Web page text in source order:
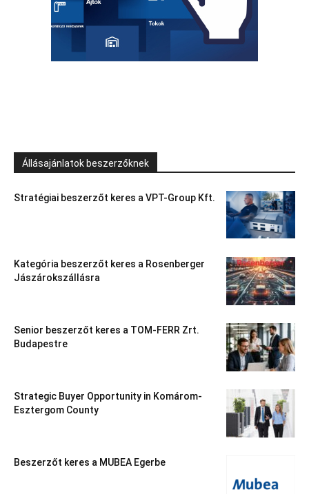
Állásajánlatok beszerzőknek
Stratégiai beszerzőt keres a VPT-Group Kft.
Kategória beszerzőt keres a Rosenberger
Jászárokszállásra
Senior beszerzőt keres a TOM-FERR Zrt.
Budapestre
Strategic Buyer Opportunity in Komárom-
Esztergom County
Beszerzőt keres a MUBEA Egerbe